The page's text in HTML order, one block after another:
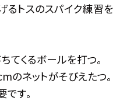
トスのスパイク練習を
てくるボールを打つ。
のネットがそびえたつ。
す。